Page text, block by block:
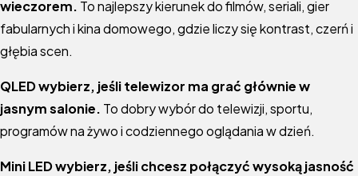
wieczorem. To najlepszy kierunek do filmów, seriali, gier
fabularnych i kina domowego, gdzie liczy się kontrast, czerń i
głębia scen.
QLED wybierz, jeśli telewizor ma grać głównie w
jasnym salonie. To dobry wybór do telewizji, sportu,
programów na żywo i codziennego oglądania w dzień.
Mini LED wybierz, jeśli chcesz połączyć wysoką jasność